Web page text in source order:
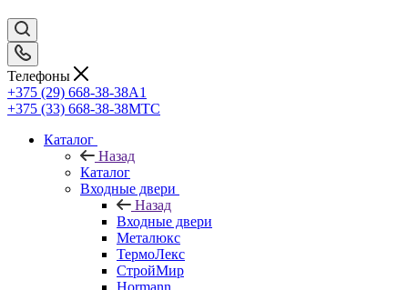
Телефоны
+375 (29) 668-38-38A1
+375 (33) 668-38-38МТС
Каталог
Назад
Каталог
Входные двери
Назад
Входные двери
Металюкс
ТермоЛекс
СтройМир
Hormann